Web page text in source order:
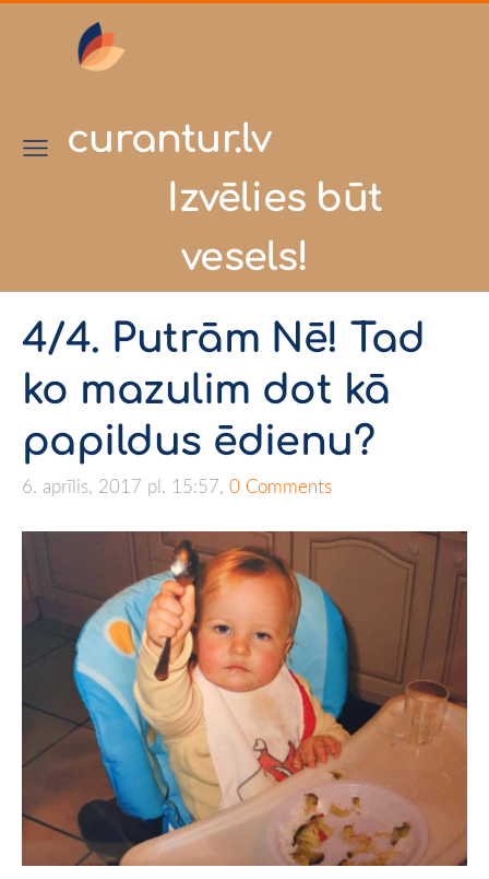
curantur.lv
Izvēlies būt
vesels!
4/4. Putrām Nē! Tad
ko mazulim dot kā
papildus ēdienu?
6. aprīlis, 2017 pl. 15:57, 0 Comments